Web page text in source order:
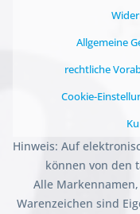
Allgemeine
rechtliche
Cookie-
Hinweis: Auf
können von den
Alle
Warenzeichen sind